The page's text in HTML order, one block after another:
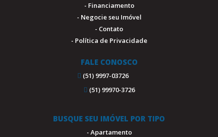
- Financiamento
- Negocie seu Imóvel
- Contato
- Política de Privacidade
FALE CONOSCO
(51) 9997-03726
(51) 99970-3726
BUSQUE SEU IMÓVEL POR TIPO
- Apartamento